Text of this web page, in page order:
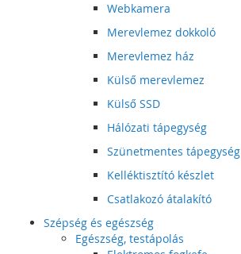
Webkamera
Merevlemez dokkoló
Merevlemez ház
Külső merevlemez
Külső SSD
Hálózati tápegység
Szünetmentes tápegység
Kelléktisztító készlet
Csatlakozó átalakító
Szépség és egészség
Egészség, testápolás